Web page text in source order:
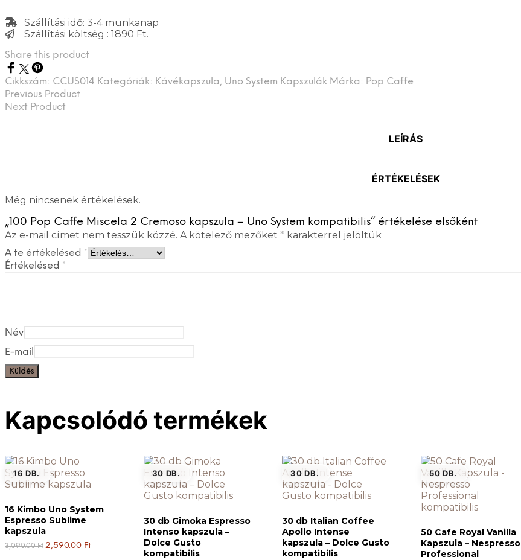
Szállítási idő: 3-4 munkanap
Szállítási költség : 1890 Ft.
Share this product
Cikkszám: CCUS014 Kategóriák: Kávékapszula, Uno System Kapszulák Márka: Pop Caffe
Previous Product
Next Product
LEÍRÁS
ÉRTÉKELÉSEK
Még nincsenek értékelések.
„100 Pop Caffe Miscela 2 Cremoso kapszula – Uno System kompatibilis” értékelése elsőként
Az e-mail címet nem tesszük közzé. A kötelező mezőket * karakterrel jelöltük
A te értékelésed *
Értékelésed *
Név
E-mail
Kapcsolódó termékek
16 DB.
16 Kimbo Uno System
Espresso Sublime
kapszula
3,090.00Ft Original
2,590.00 FtCurrent
30 DB.
30 db Gimoka Espresso
Intenso kapszula –
Dolce Gusto
kompatibilis
30 DB.
30 db Italian Coffee
Apollo Intense
kapszula – Dolce Gusto
kompatibilis
50 DB.
50 Cafe Royal Vanilla
Kapszula – Nespresso
Professional